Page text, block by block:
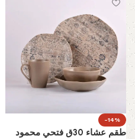
-14%
طقم عشاء 30ق فتحي محمود